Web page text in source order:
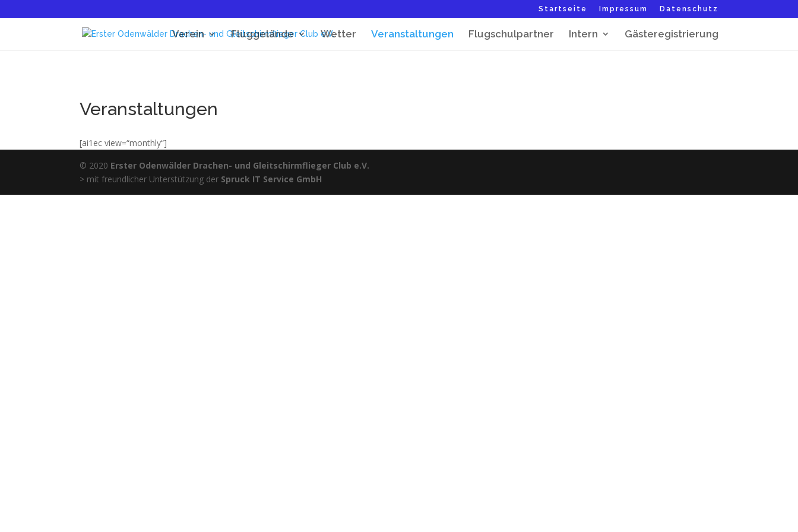
Startseite Impressum Datenschutz
Verein Fluggelände Wetter Veranstaltungen Flugschulpartner Intern Gästeregistrierung
Veranstaltungen
[ai1ec view=“monthly“]
© 2020 Erster Odenwälder Drachen- und Gleitschirmflieger Club e.V.
> mit freundlicher Unterstützung der Spruck IT Service GmbH